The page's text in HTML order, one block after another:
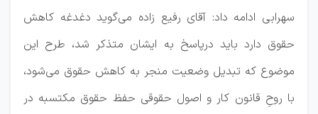
سهرابی ادامه داد: آقای رفیع زاده می‌گوید دغدغه کاهش
حقوق دارد باید درپاسخ به ایشان متذکر شد، طرح این
موضوع که تبدیل وضعیت منجر به کاهش حقوق می‌شود،
با روحِ قانون کار و اصول حقوقی حفظ حقوق مکتسبه در